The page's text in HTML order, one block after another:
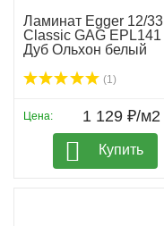
Ламинат Egger 12/33
Classic GAG EPL141
Дуб Ольхон белый
(1)
Цена: 1 129 ₽/м2
Купить